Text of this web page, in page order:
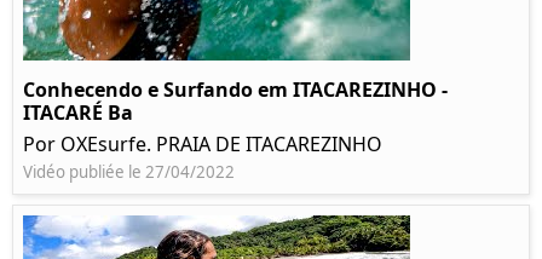
Conhecendo e Surfando em ITACAREZINHO -
ITACARÉ Ba
Por OXEsurfe. PRAIA DE ITACAREZINHO
Vidéo publiée le 27/04/2022